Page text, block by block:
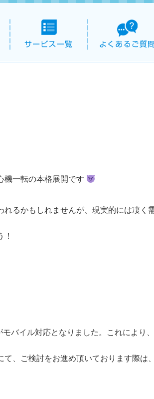
機一転の本格展開です
るかもしれませんが、現実的には凄く
バイル対応となりました。これにより
、ご検討をお進め頂いております際は